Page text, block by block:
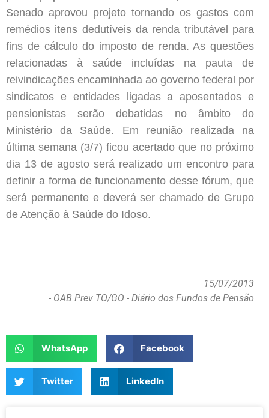
Senado aprovou projeto tornando os gastos com
remédios itens dedutíveis da renda tributável para
fins de cálculo do imposto de renda. As questões
relacionadas à saúde incluídas na pauta de
reivindicações encaminhada ao governo federal por
sindicatos e entidades ligadas a aposentados e
pensionistas serão debatidas no âmbito do
Ministério da Saúde. Em reunião realizada na
última semana (3/7) ficou acertado que no próximo
dia 13 de agosto será realizado um encontro para
definir a forma de funcionamento desse fórum, que
será permanente e deverá ser chamado de Grupo
de Atenção à Saúde do Idoso.
15/07/2013
- OAB Prev TO/GO - Diário dos Fundos de Pensão
WhatsApp Facebook
Twitter LinkedIn